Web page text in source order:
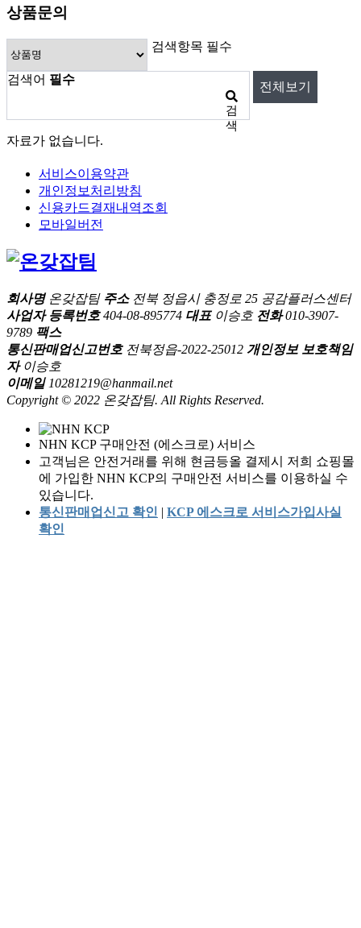
상품문의
검색항목 필수
검색어 필수
검
색
전체보기
자료가 없습니다.
서비스이용약관
개인정보처리방침
신용카드결재내역조회
모바일버전
회사명온갖잡팀 주소전북 정읍시 충정로 25 공감플러스센터
사업자 등록번호404-08-895774 대표이승호 전화010-3907-
9789 팩스
통신판매업신고번호전북정읍-2022-25012 개인정보 보호책임
자이승호
이메일10281219@hanmail.net
Copyright © 2022 온갖잡팀. All Rights Reserved.
NHN KCP 구매안전 (에스크로) 서비스
고객님은 안전거래를 위해 현금등올 결제시 저희 쇼핑몰
에 가입한 NHN KCP의 구매안전 서비스를 이용하실 수
있습니다.
통신판매업신고 확인 | KCP 에스크로 서비스가입사실
확인